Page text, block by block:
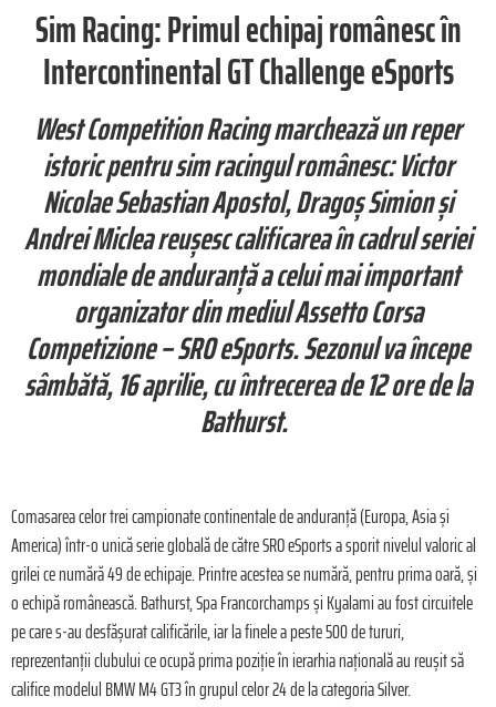
Sim Racing: Primul echipaj românesc în
Intercontinental GT Challenge eSports
West Competition Racing marchează un reper
istoric pentru sim racingul românesc: Victor
Nicolae Sebastian Apostol, Dragoș Simion și
Andrei Miclea reuşesc calificarea în cadrul seriei
mondiale de anduranță a celui mai important
organizator din mediul Assetto Corsa
Competizione – SRO eSports. Sezonul va începe
sâmbătă, 16 aprilie, cu întrecerea de 12 ore de la
Bathurst.
Comasarea celor trei campionate continentale de anduranță (Europa, Asia și
America) într-o unică serie globală de către SRO eSports a sporit nivelul valoric al
grilei ce numără 49 de echipaje. Printre acestea se numără, pentru prima oară, și
o echipă românească. Bathurst, Spa Francorchamps și Kyalami au fost circuitele
pe care s-au desfășurat calificările, iar la finele a peste 500 de tururi,
reprezentanții clubului ce ocupă prima poziție în ierarhia națională au reușit să
califice modelul BMW M4 GT3 în grupul celor 24 de la categoria Silver.